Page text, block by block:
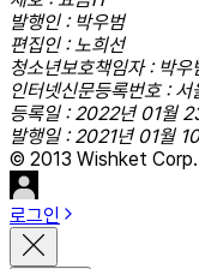
발행인 : 박우범
편집인 : 노희선
청소년보호책임자 : 박우
인터넷신문등록번호 :
등록일 : 2022년 01월
발행일 : 2021년 01월
© 2013 Wishket Corp.
로그인